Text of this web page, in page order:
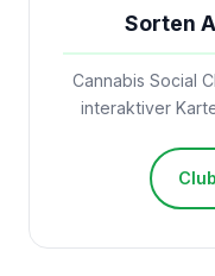
Sorten
Cannabis Social
interaktiver